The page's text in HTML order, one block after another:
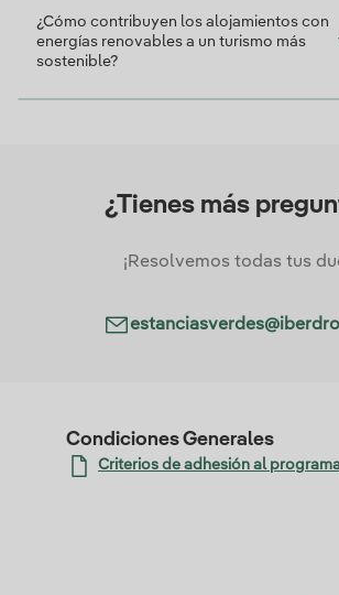
¿Cómo contribuyen los alojamientos con
energías renovables a un turismo más
sostenible?
¿Tienes más
¡Resolvemos todas tus
Condiciones Generales
Criterios de adhesión al